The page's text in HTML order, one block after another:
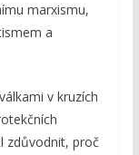
marxismu,
a
v kruzích
zdůvodnit, proč